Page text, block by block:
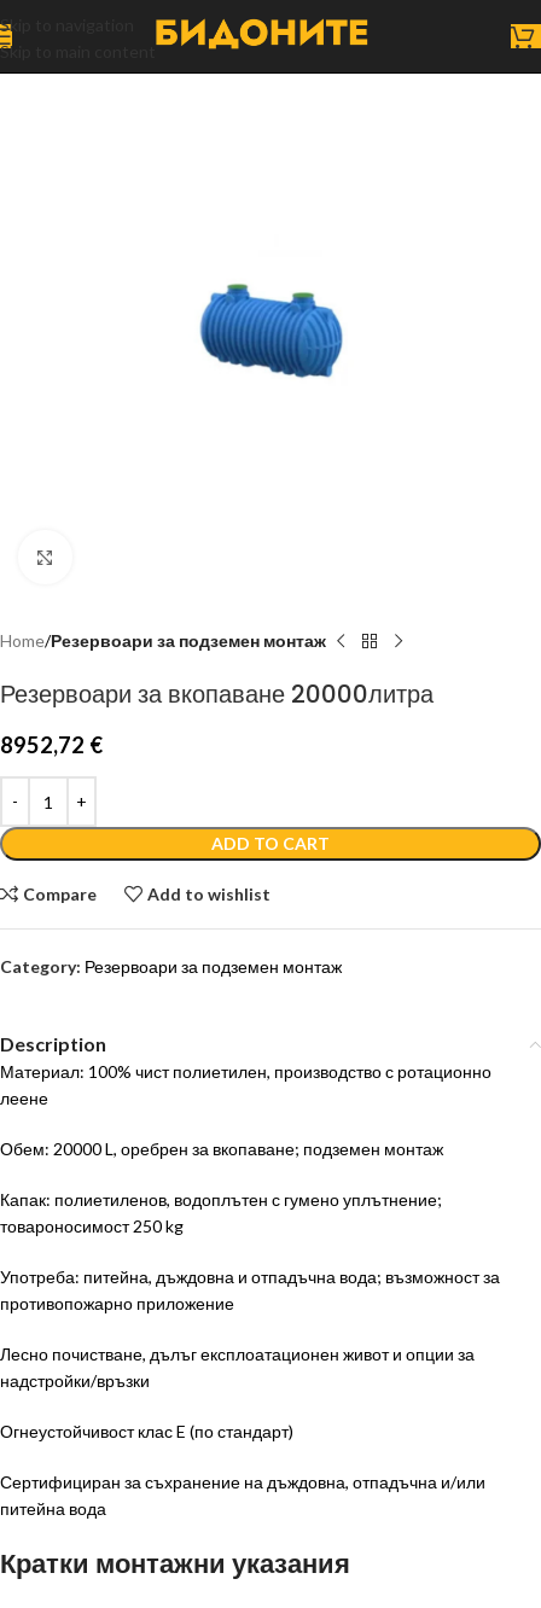
Skip to navigation
Skip to main content
Home Резервоари за подземен монтаж
Резервоари за вкопаване 20000литра
8952,72 €
ADD TO CART
Compare Add to wishlist
Category: Резервоари за подземен монтаж
Description
Материал: 100% чист полиетилен, производство с ротационно
леене
Обем: 20000 L, оребрен за вкопаване; подземен монтаж
Капак: полиетиленов, водоплътен с гумено уплътнение;
товароносимост 250 kg
Употреба: питейна, дъждовна и отпадъчна вода; възможност за
противопожарно приложение
Лесно почистване, дълъг експлоатационен живот и опции за
надстройки/връзки
Огнеустойчивост клас E (по стандарт)
Сертифициран за съхранение на дъждовна, отпадъчна и/или
питейна вода
Кратки монтажни указания